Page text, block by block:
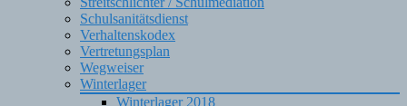
Schulsanitätsdienst
Verhaltenskodex
Vertretungsplan
Wegweiser
Winterlager
Winterlager 2018